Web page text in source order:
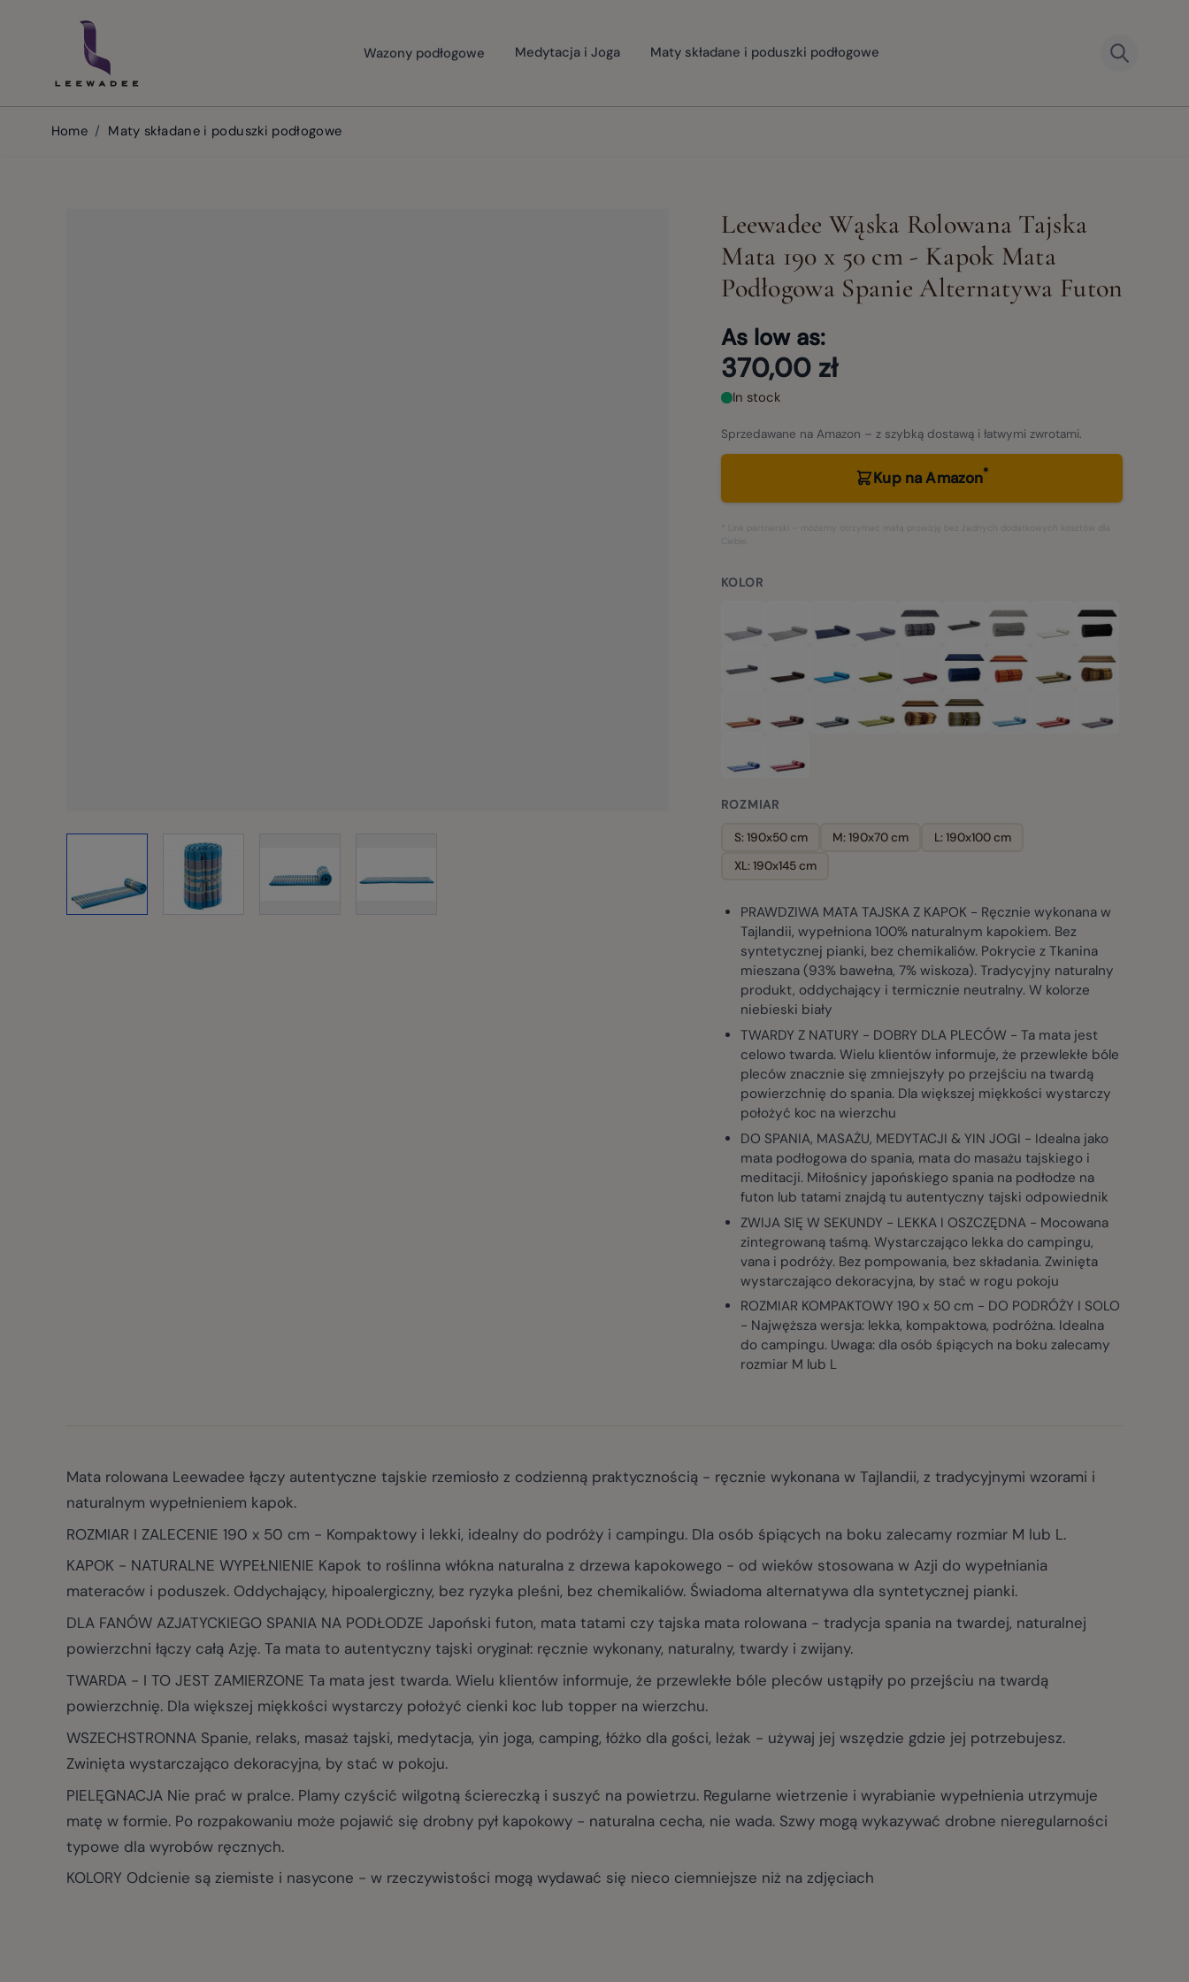
Wazony podłogowe Medytacja i Joga Maty składane i poduszki podłogowe
Home / Maty składane i poduszki podłogowe
View larger imageView larger image
Leewadee Wąska Rolowana Tajska
Mata 190 x 50 cm - Kapok Mata
Podłogowa Spanie Alternatywa Futon
As low as:
370,00 zł
In stock
Sprzedawane na Amazon – z szybką dostawą i łatwymi zwrotami.
Kup na Amazon*
* Link partnerski – możemy otrzymać małą prowizję bez żadnych dodatkowych kosztów dla
Ciebie.
KOLOR
ROZMIAR
S: 190x50 cm M: 190x70 cm
L: 190x100 cm
XL: 190x145 cm
PRAWDZIWA MATA TAJSKA Z KAPOK - Ręcznie wykonana w
Tajlandii, wypełniona 100% naturalnym kapokiem. Bez
syntetycznej pianki, bez chemikaliów. Pokrycie z Tkanina
mieszana (93% bawełna, 7% wiskoza). Tradycyjny naturalny
produkt, oddychający i termicznie neutralny. W kolorze
niebieski biały
TWARDY Z NATURY - DOBRY DLA PLECÓW - Ta mata jest
celowo twarda. Wielu klientów informuje, że przewlekłe bóle
pleców znacznie się zmniejszyły po przejściu na twardą
powierzchnię do spania. Dla większej miękkości wystarczy
położyć koc na wierzchu
DO SPANIA, MASAŻU, MEDYTACJI & YIN JOGI - Idealna jako
mata podłogowa do spania, mata do masażu tajskiego i
meditacji. Miłośnicy japońskiego spania na podłodze na
futon lub tatami znajdą tu autentyczny tajski odpowiednik
ZWIJA SIĘ W SEKUNDY - LEKKA I OSZCZĘDNA - Mocowana
zintegrowaną taśmą. Wystarczająco lekka do campingu,
vana i podróży. Bez pompowania, bez składania. Zwinięta
wystarczająco dekoracyjna, by stać w rogu pokoju
ROZMIAR KOMPAKTOWY 190 x 50 cm - DO PODRÓŻY I SOLO
- Najwęższa wersja: lekka, kompaktowa, podróżna. Idealna
do campingu. Uwaga: dla osób śpiących na boku zalecamy
rozmiar M lub L
Mata rolowana Leewadee łączy autentyczne tajskie rzemiosło z codzienną praktycznością - ręcznie wykonana w Tajlandii, z tradycyjnymi wzorami i
naturalnym wypełnieniem kapok.
ROZMIAR I ZALECENIE 190 x 50 cm - Kompaktowy i lekki, idealny do podróży i campingu. Dla osób śpiących na boku zalecamy rozmiar M lub L.
KAPOK - NATURALNE WYPEŁNIENIE Kapok to roślinna włókna naturalna z drzewa kapokowego - od wieków stosowana w Azji do wypełniania
materaców i poduszek. Oddychający, hipoalergiczny, bez ryzyka pleśni, bez chemikaliów. Świadoma alternatywa dla syntetycznej pianki.
DLA FANÓW AZJATYCKIEGO SPANIA NA PODŁODZE Japoński futon, mata tatami czy tajska mata rolowana - tradycja spania na twardej, naturalnej
powierzchni łączy całą Azję. Ta mata to autentyczny tajski oryginał: ręcznie wykonany, naturalny, twardy i zwijany.
TWARDA - I TO JEST ZAMIERZONE Ta mata jest twarda. Wielu klientów informuje, że przewlekłe bóle pleców ustąpiły po przejściu na twardą
powierzchnię. Dla większej miękkości wystarczy położyć cienki koc lub topper na wierzchu.
WSZECHSTRONNA Spanie, relaks, masaż tajski, medytacja, yin joga, camping, łóżko dla gości, leżak - używaj jej wszędzie gdzie jej potrzebujesz.
Zwinięta wystarczająco dekoracyjna, by stać w pokoju.
PIELĘGNACJA Nie prać w pralce. Plamy czyścić wilgotną ściereczką i suszyć na powietrzu. Regularne wietrzenie i wyrabianie wypełnienia utrzymuje
matę w formie. Po rozpakowaniu może pojawić się drobny pył kapokowy - naturalna cecha, nie wada. Szwy mogą wykazywać drobne nieregularności
typowe dla wyrobów ręcznych.
KOLORY Odcienie są ziemiste i nasycone - w rzeczywistości mogą wydawać się nieco ciemniejsze niż na zdjęciach